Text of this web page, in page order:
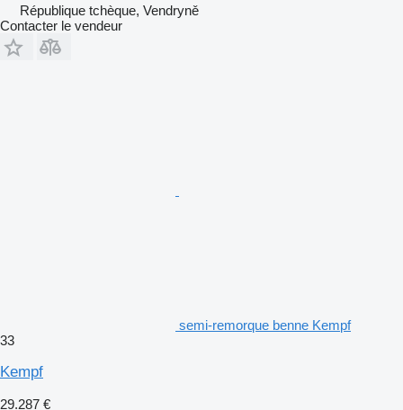
République tchèque, Vendryně
Contacter le vendeur
semi-remorque benne Kempf
33
Kempf
29.287 €